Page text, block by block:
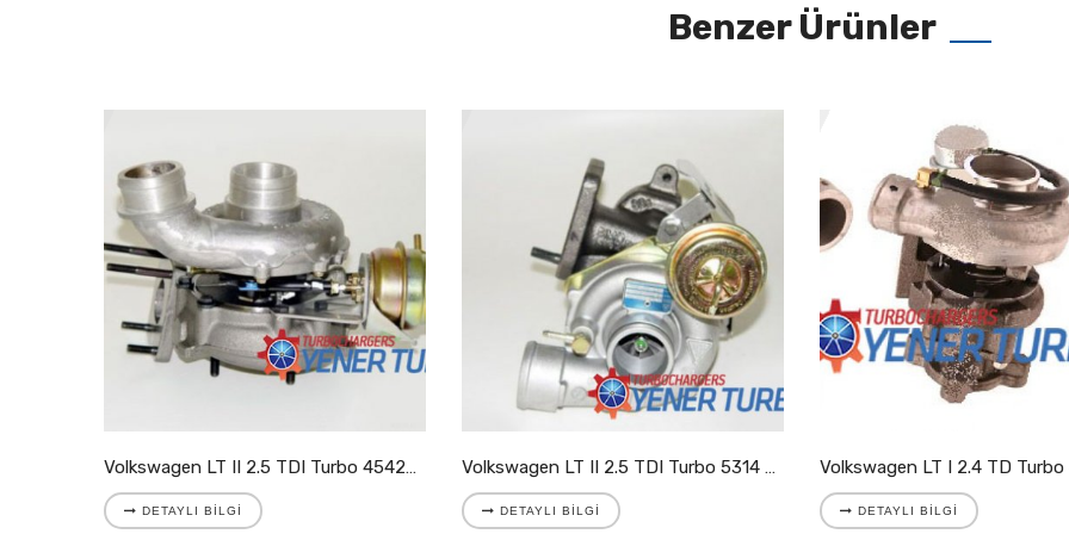
Benzer Ürünler
Volkswagen LT II 2.5 TDI Turbo 454205-9007S
DETAYLI BILGI
Volkswagen LT II 2.5 TDI Turbo 5314 988 7025
DETAYLI BILGI DETAYLI BILGI